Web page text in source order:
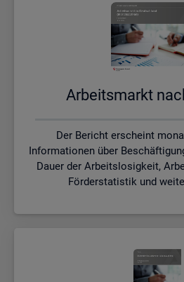
Ar­beits­markt
Der Bericht erscheint
Informationen über
Dauer der Arbeitslosigkeit,
Förderstatistik und